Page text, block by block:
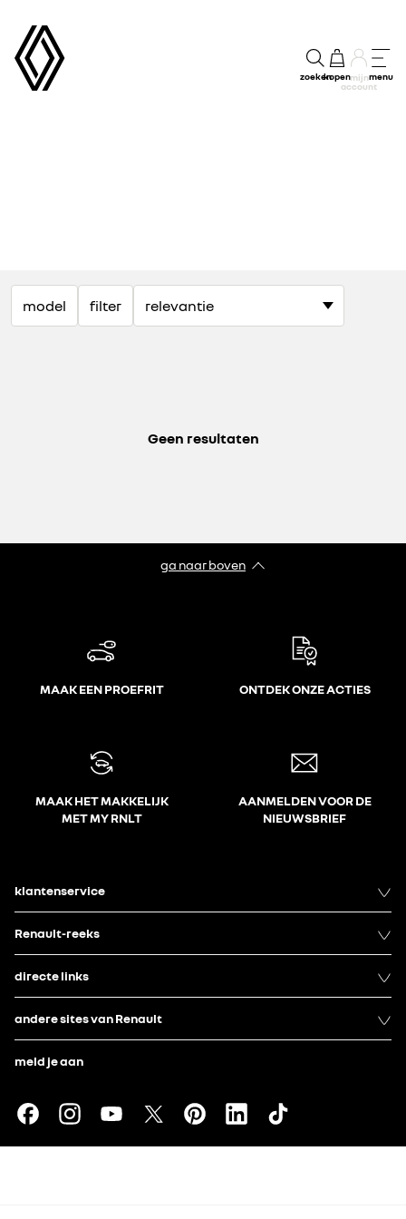
zoekenkopenmijn
account
menu
model filter
Geen resultaten
ga naar boven
MAAK EEN PROEFRIT ONTDEK ONZE ACTIES
MAAK HET MAKKELIJK
MET MY RNLT
AANMELDEN VOOR DE
NIEUWSBRIEF
klantenservice
Renault-reeks
directe links
andere sites van Renault
meld je aan